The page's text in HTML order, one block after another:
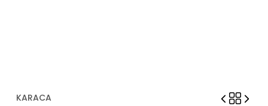
KARACA